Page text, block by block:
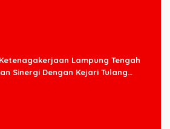
Ketenagakerjaan Lampung Tengah
Sinergi Dengan Kejari Tulang